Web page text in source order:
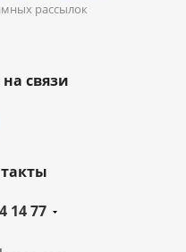
рассылок
связи
14 77